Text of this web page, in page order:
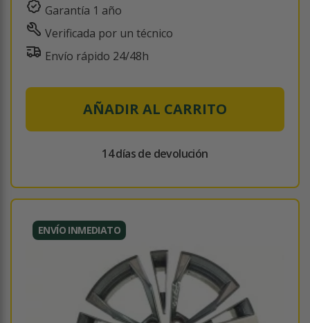
Garantía 1 año
Verificada por un técnico
Envío rápido 24/48h
AÑADIR AL CARRITO
14 días de devolución
ENVÍO INMEDIATO